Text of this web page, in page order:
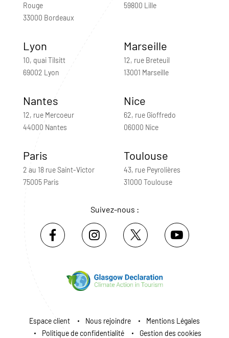
Rouge
33000 Bordeaux
59800 Lille
Lyon
10, quai Tilsitt
69002 Lyon
Marseille
12, rue Breteuil
13001 Marseille
Nantes
12, rue Mercoeur
44000 Nantes
Nice
62, rue Gioffredo
06000 Nice
Paris
2 au 18 rue Saint-Victor
75005 Paris
Toulouse
43, rue Peyrolières
31000 Toulouse
Suivez-nous :
Espace client Nous rejoindre
Mentions Légales
Politique de confidentialité
Gestion des cookies